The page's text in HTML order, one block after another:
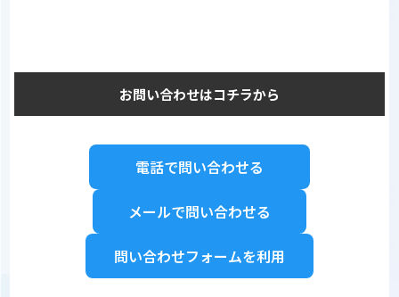
お問い合わせはコチラから
電話で問い合わせる
メールで問い合わせる
問い合わせフォームを利用